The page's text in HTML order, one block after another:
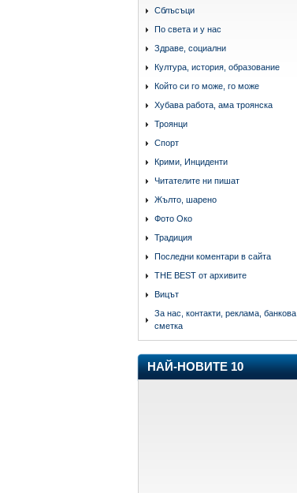
Сблъсъци
По света и у нас
Здраве, социални
Култура, история, образование
Който си го може, го може
Хубава работа, ама троянска
Троянци
Спорт
Крими, Инциденти
Читателите ни пишат
Жълто, шарено
Фото Око
Традиция
Последни коментари в сайта
THE BEST от архивите
Вицът
За нас, контакти, реклама, банкова
сметка
НАЙ-НОВИТЕ 10